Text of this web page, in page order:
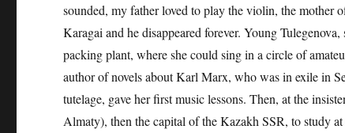
sounded, my father loved to play the violin, the mother
Karagai and he disappeared forever. Young
packing plant, where she could sing in a circle of
author of novels about Karl Marx, who was in exile in
tutelage, gave her first music lessons. Then, at the
Almaty), then the capital of the Kazakh SSR, to study